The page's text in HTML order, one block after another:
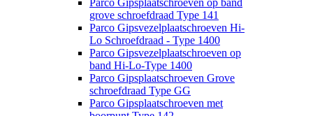
grove schroefdraad Type 141
Parco Gipsvezelplaatschroeven Hi-
Lo Schroefdraad - Type 1400
Parco Gipsvezelplaatschroeven op
band Hi-Lo-Type 1400
Parco Gipsplaatschroeven Grove
schroefdraad Type GG
Parco Gipsplaatschroeven met